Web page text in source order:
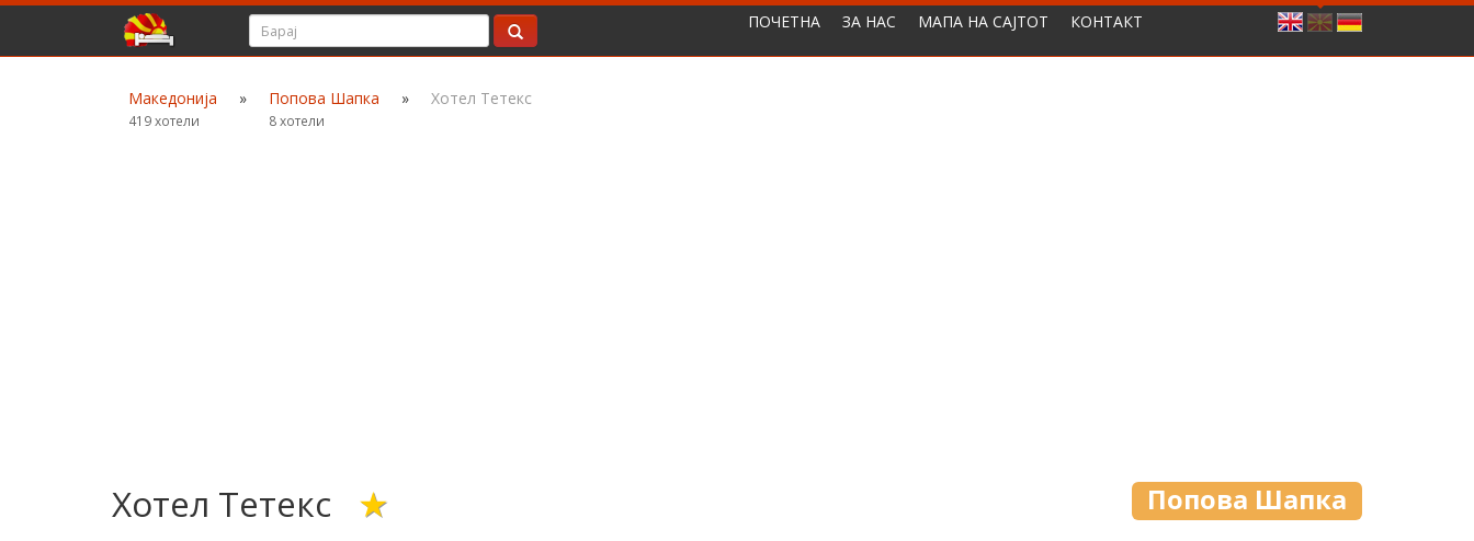
ПОЧЕТНА ЗА НАС МАПА НА САЈТОТ КОНТАКТ
Македонија
419 хотели
» Попова Шапка
8 хотели
» Хотел Тетекс
Хотел Тетекс ★ Попова Шапка